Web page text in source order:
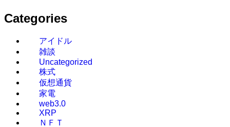
Categories
アイドル
雑談
Uncategorized
株式
仮想通貨
家電
web3.0
XRP
ＮＦＴ